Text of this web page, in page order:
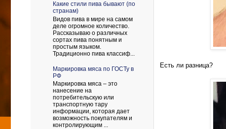
Есть ли разница?
Какие стили пива бывают (по
странам)
Видов пива в мире на самом
деле огромное количество.
Рассказываю о различных
сортах пива понятным и
простым языком.
Традиционно пива классиф...
Маркировка мяса по ГОСТу в
РФ
Маркировка мяса – это
нанесение на
потребительскую или
транспортную тару
информации, которая дает
возможность покупателям и
контролирующим ...